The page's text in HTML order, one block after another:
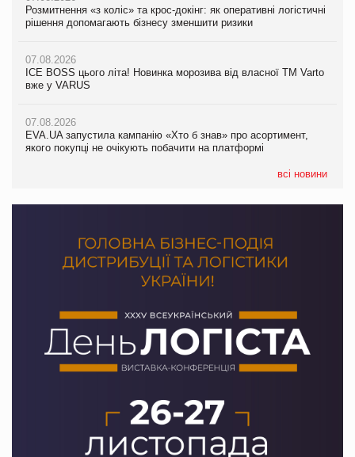
Розмитнення «з коліс» та крос-докінг: як оперативні логістичні
рішення допомагають бізнесу зменшити ризики
07.08.2026
ICE BOSS цього літа! Новинка морозива від власної ТМ Varto
вже у VARUS
07.08.2026
EVA.UA запустила кампанію «Хто б знав» про асортимент,
якого покупці не очікують побачити на платформі
всі новини
07.08.2026
EVA.UA запустила кампанію «Хто б знав» про асортимент,
06.08.2026
Смачна новинка для хвостатих: у VARUS з’явилися паучі
05.08.2026
Мережа супермаркетів VARUS купує мережу магазинів
Kraft Heinz скоротила збиток у першому півріччі
Продажі Hugo Boss впали на 9%